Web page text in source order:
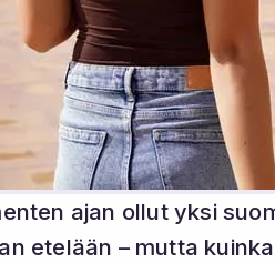
ajan ollut yksi
etelään – mutta